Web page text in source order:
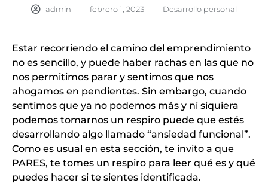
admin - febrero 1, 2023 - Desarrollo personal
Estar recorriendo el camino del emprendimiento
no es sencillo, y puede haber rachas en las que no
nos permitimos parar y sentimos que nos
ahogamos en pendientes. Sin embargo, cuando
sentimos que ya no podemos más y ni siquiera
podemos tomarnos un respiro puede que estés
desarrollando algo llamado “ansiedad funcional”.
Como es usual en esta sección, te invito a que
PARES, te tomes un respiro para leer qué es y qué
puedes hacer si te sientes identificada.